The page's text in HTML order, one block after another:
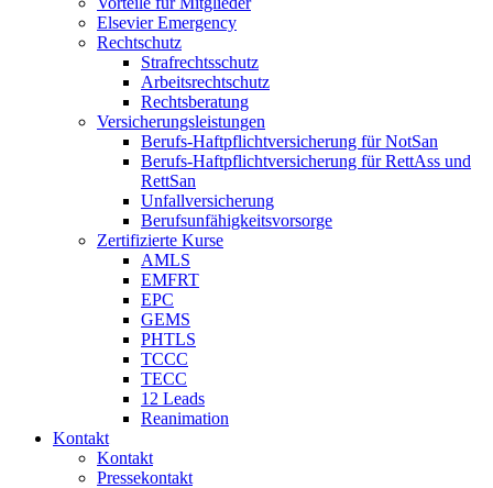
Elsevier Emergency
Rechtschutz
Strafrechtsschutz
Arbeitsrechtschutz
Rechtsberatung
Versicherungsleistungen
Berufs-Haftpflichtversicherung für NotSan
Berufs-Haftpflichtversicherung für RettAss und
RettSan
Unfallversicherung
Berufsunfähigkeitsvorsorge
Zertifizierte Kurse
AMLS
EMFRT
EPC
GEMS
PHTLS
TCCC
TECC
12 Leads
Reanimation
Kontakt
Kontakt
Pressekontakt